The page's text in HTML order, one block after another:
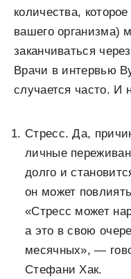
количества,
вашего организма)
заканчиваться
Врачи в интервью
случается часто. И
Стресс. Да,
личные
долго и
он может
«Стресс может
а это в свою
месячных», —
Стефани Хак.